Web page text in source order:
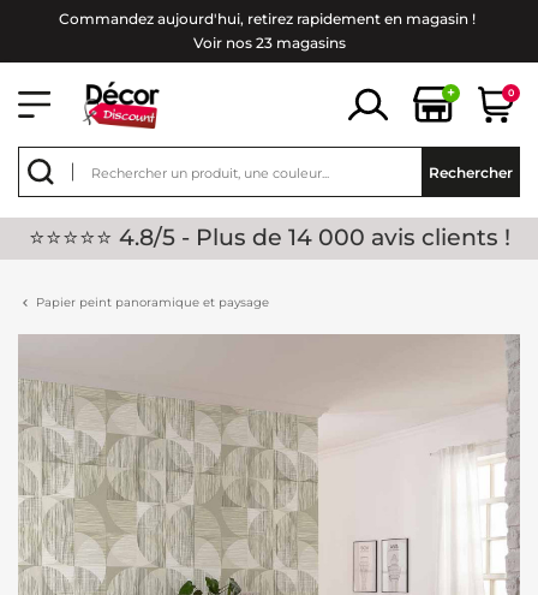
Commandez aujourd'hui, retirez rapidement en magasin !
Voir nos 23 magasins
+ 0
Rechercher
⭐⭐⭐⭐⭐ 4.8/5 - Plus de 14 000 avis clients !
Papier peint panoramique et paysage